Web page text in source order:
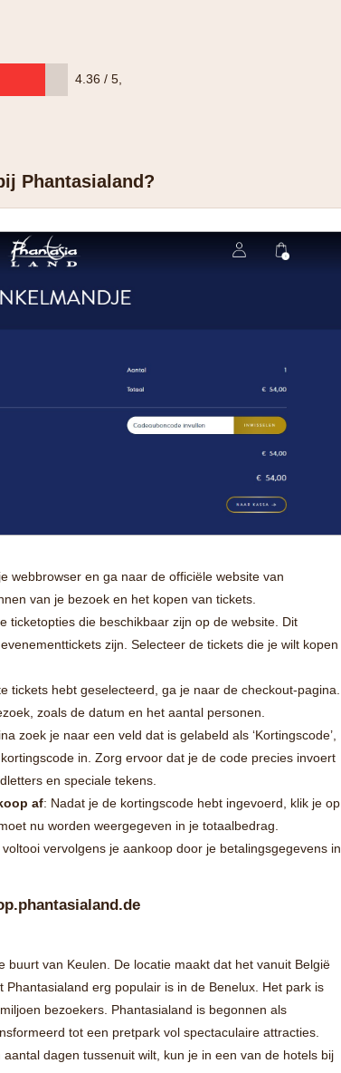
4.36 / 5,
Phantasialand?
webbrowser en ga naar de officiële website van
van je bezoek en het kopen van tickets.
ticketopties die beschikbaar zijn op de website. Dit
zijn. Selecteer de tickets die je wilt kopen
tickets hebt geselecteerd, ga je naar de checkout-pagina.
zoals de datum en het aantal personen.
zoek je naar een veld dat is gelabeld als ‘Kortingscode’,
in. Zorg ervoor dat je de code precies invoert
en speciale tekens.
af: Nadat je de kortingscode hebt ingevoerd, klik je op
nu worden weergegeven in je totaalbedrag.
vervolgens je aankoop door je betalingsgegevens in
buurt van Keulen. De locatie maakt dat het vanuit België
erg populair is in de Benelux. Het park is
bezoekers. Phantasialand is begonnen als
tot een pretpark vol spectaculaire attracties.
dagen tussenuit wilt, kun je in een van de hotels bij